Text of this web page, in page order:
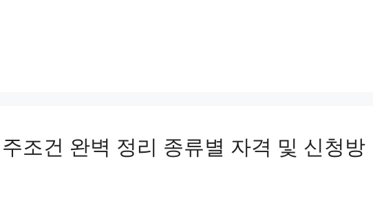
조건 완벽 정리 종류별 자격 및 신청방